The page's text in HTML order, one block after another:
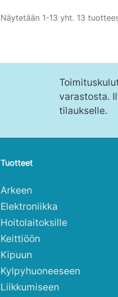
Näytetään 1-13 yht. 13
varastosta.
tilaukselle.
Tuotteet
Arkeen
Elektroniikka
Hoitolaitoksille
Keittiöön
Kipuun
Kylpyhuoneeseen
Liikkumiseen